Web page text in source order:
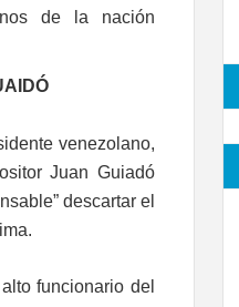
de la nación
venezolano,
Juan Guiadó
descartar el
funcionario del